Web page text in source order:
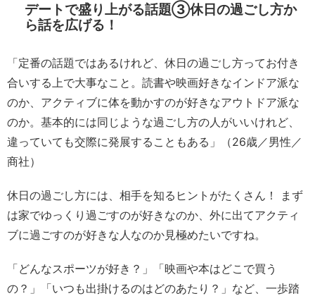
デートで盛り上がる話題③休日の過ごし方か
ら話を広げる！
「定番の話題ではあるけれど、休日の過ごし方ってお付き
合いする上で大事なこと。読書や映画好きなインドア派な
のか、アクティブに体を動かすのが好きなアウトドア派な
のか。基本的には同じような過ごし方の人がいいけれど、
違っていても交際に発展することもある」（26歳／男性／
商社）
休日の過ごし方には、相手を知るヒントがたくさん！ まず
は家でゆっくり過ごすのが好きなのか、外に出てアクティ
ブに過ごすのが好きな人なのか見極めたいですね。
「どんなスポーツが好き？」「映画や本はどこで買う
の？」「いつも出掛けるのはどのあたり？」など、一歩踏